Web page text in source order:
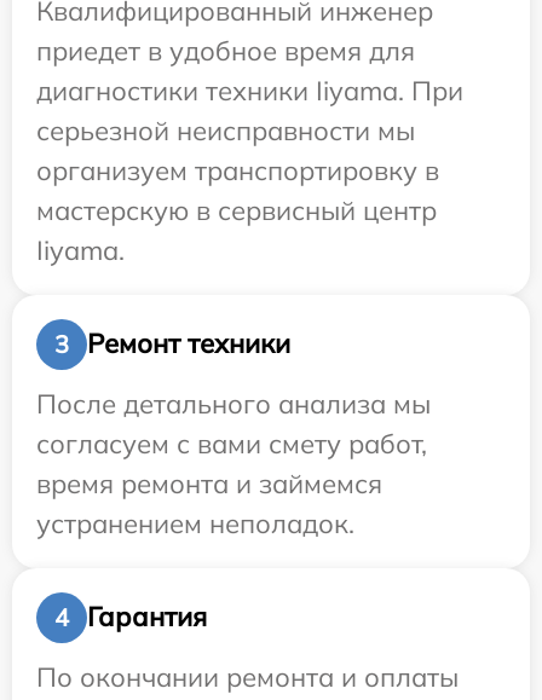
Квалифицированный инженер
приедет в удобное время для
диагностики техники Iiyama. При
серьезной неисправности мы
организуем транспортировку в
мастерскую в сервисный центр
Iiyama.
3
Ремонт техники
После детального анализа мы
согласуем с вами смету работ,
время ремонта и займемся
устранением неполадок.
4
Гарантия
По окончании ремонта и оплаты